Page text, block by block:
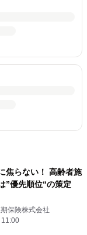
焦らない！ 高齢者施
”優先順位“の策定
保険株式会社